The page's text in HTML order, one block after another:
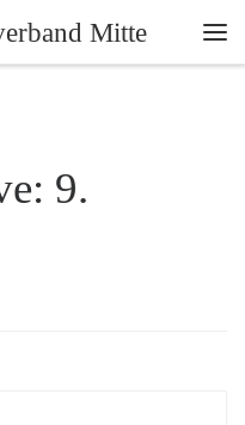
Mitte
9.